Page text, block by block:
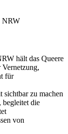
hält das Queere
für
zu machen
begleitet die
von